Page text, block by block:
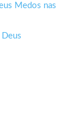
Medos nas